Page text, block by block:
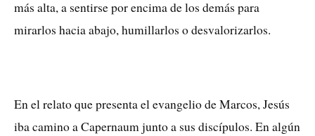
más alta, a sentirse por encima de los demás para
mirarlos hacia abajo, humillarlos o desvalorizarlos.
En el relato que presenta el evangelio de Marcos, Jesús
iba camino a Capernaum junto a sus discípulos. En algún